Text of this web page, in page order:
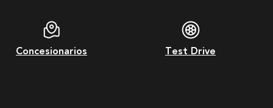
Concesionarios Test Drive